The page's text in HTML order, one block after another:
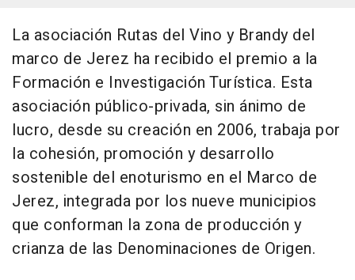
La asociación Rutas del Vino y Brandy del
marco de Jerez ha recibido el premio a la
Formación e Investigación Turística. Esta
asociación público-privada, sin ánimo de
lucro, desde su creación en 2006, trabaja por
la cohesión, promoción y desarrollo
sostenible del enoturismo en el Marco de
Jerez, integrada por los nueve municipios
que conforman la zona de producción y
crianza de las Denominaciones de Origen.